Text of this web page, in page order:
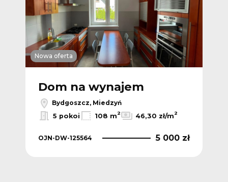
Nowa oferta
Dom na wynajem
Bydgoszcz, Miedzyń
5 pokoi
108 m2 46,30 zł/m2
OJN-DW-125564 5 000 zł